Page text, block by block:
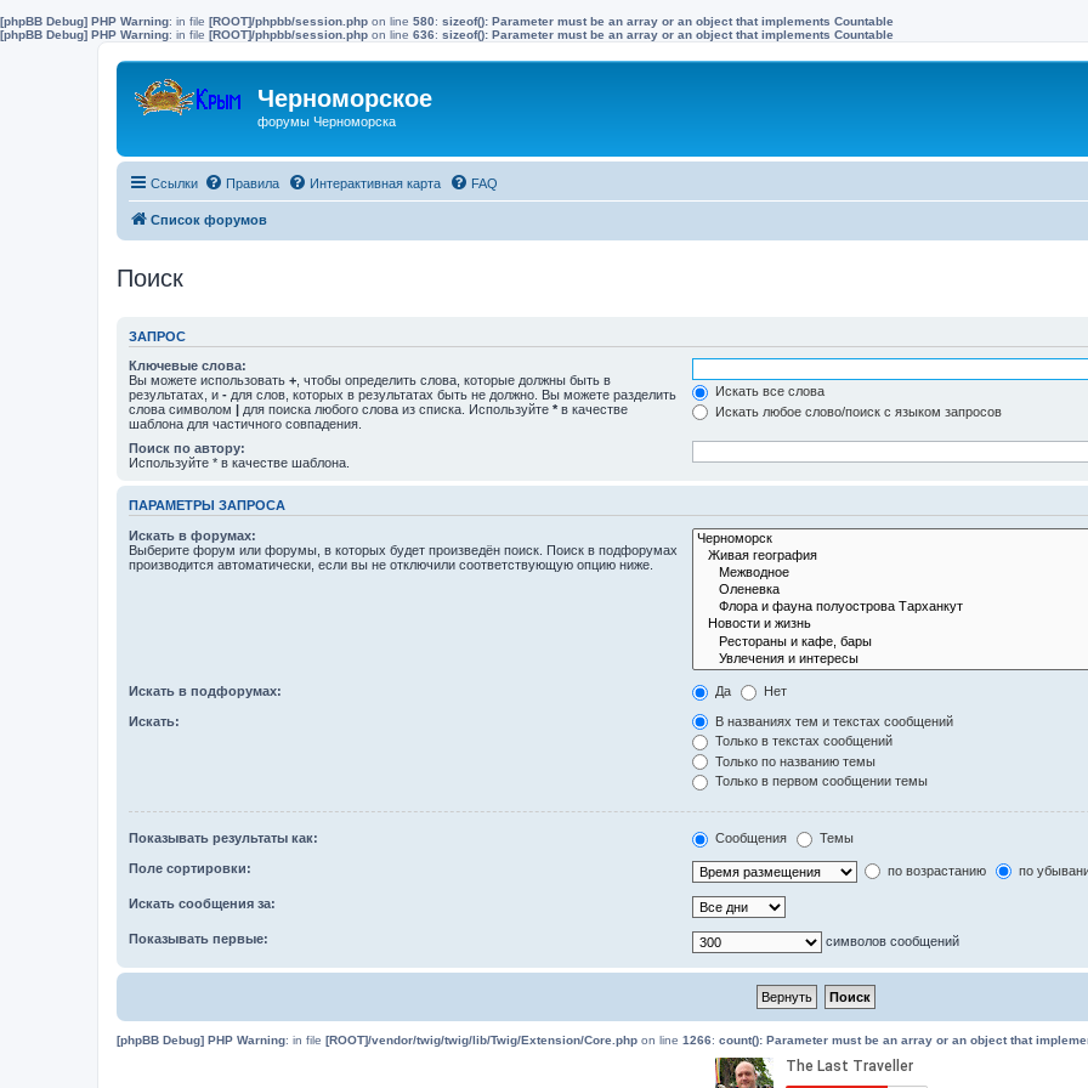
[phpBB Debug] PHP Warning: in file [ROOT]/phpbb/session.php on line 580: sizeof(): Parameter must be an array or an object that implements Countable
[phpBB Debug] PHP Warning: in file [ROOT]/phpbb/session.php on line 636: sizeof(): Parameter must be an array or an object that implements Countable
Черноморское
форумы Черноморска
Ссылки Правила Интерактивная карта FAQ
Список форумов
Поиск
ЗАПРОС
Ключевые слова:
Вы можете использовать + , чтобы определить слова, которые должны быть в
результатах, и - для слов, которых в результатах быть не должно. Вы можете разделить
слова символом | для поиска любого слова из списка. Используйте * в качестве
шаблона для частичного совпадения.
Искать все слова
Искать любое слово/поиск с языком запросов
Поиск по автору:
Используйте * в качестве шаблона.
ПАРАМЕТРЫ ЗАПРОСА
Искать в форумах:
Выберите форум или форумы, в которых будет произведён поиск. Поиск в подфорумах
производится автоматически, если вы не отключили соответствующую опцию ниже.
Искать в подфорумах: Да Нет
Искать:
В названиях тем и текстах сообщений
Только в текстах сообщений
Только по названию темы
Только в первом сообщении темы
Показывать результаты как: Сообщения Темы
Поле сортировки: по возрастанию по
Искать сообщения за:
Показывать первые: символов сообщений
[phpBB Debug] PHP Warning: in file [ROOT]/vendor/twig/twig/lib/Twig/Extension/Core.php on line 1266: count(): Parameter must be an array or an object that